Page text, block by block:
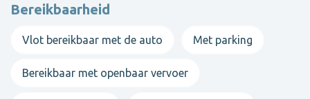
Bereikbaarheid
Vlot bereikbaar met de auto Met parking
Bereikbaar met openbaar vervoer